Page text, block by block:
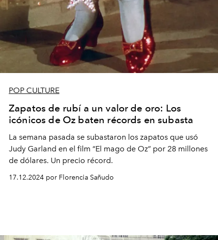
POP CULTURE
Zapatos de rubí a un valor de oro: Los
icónicos de Oz baten récords en subasta
La semana pasada se subastaron los zapatos que usó
Judy Garland en el film “El mago de Oz” por 28 millones
de dólares. Un precio récord.
17.12.2024 por Florencia Sañudo